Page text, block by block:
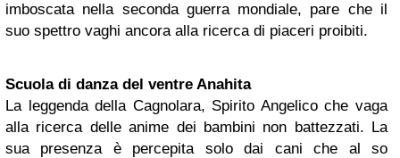
imboscata nella seconda guerra mondiale, pare che il
suo spettro vaghi ancora alla ricerca di piaceri proibiti.
Scuola di danza del ventre Anahita
La leggenda della Cagnolara, Spirito Angelico che vaga
alla ricerca delle anime dei bambini non battezzati. La
sua presenza è percepita solo dai cani che al so